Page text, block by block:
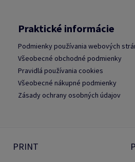
Praktické informácie
Podmienky používania webových
Všeobecné obchodné podmienky
Pravidlá používania cookies
Všeobecné nákupné podmienky
Zásady ochrany osobných údajov
PRINT